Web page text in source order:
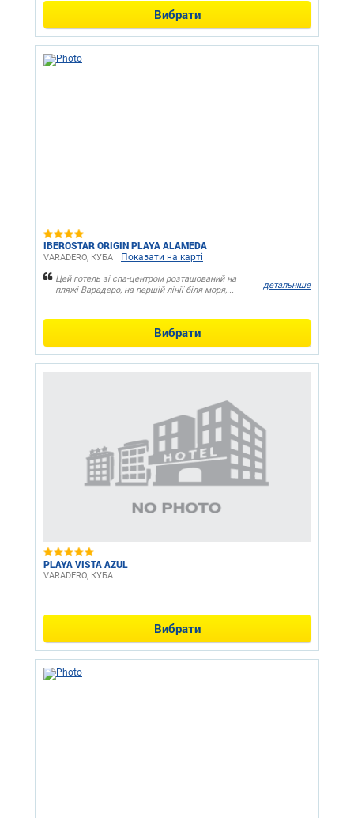
Вибрати
IBEROSTAR ORIGIN PLAYA ALAMEDA
VARADERO, КУБА Показати на карті
Цей готель зі спа-центром розташований на
пляжі Варадеро, на першій лінії біля моря,...
детальніше
Вибрати
PLAYA VISTA AZUL
VARADERO, КУБА
Вибрати